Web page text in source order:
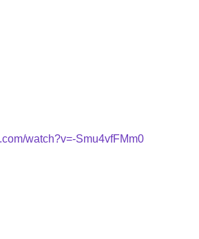
watch?v=-Smu4vfFMm0